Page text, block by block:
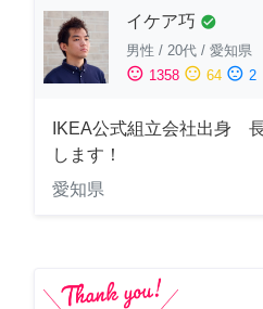
イケア巧 check_circle
男性 / 20代 / 愛知県
sentiment_satisfied 1358 sentiment_neutral 64 sentiment_dissatisfied 2
IKEA公式組立会社出身
します！
愛知県